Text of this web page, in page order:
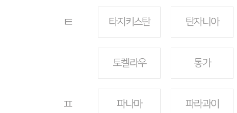
ㅌ 타지키스탄 탄자니아
토켈라우 통가
ㅍ 파나마 파라과이